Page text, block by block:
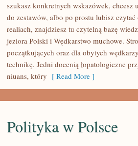
WĘDKĄ
GRANICĄ
szukasz konkretnych wskazówek, chcesz
do zestawów, albo po prostu lubisz
realiach, znajdziesz tu czytelną bazę
jeziora Polski i Wędkarstwo muchowe.
początkujących oraz dla obytych
technikę. Jedni docenią łopatologiczne
niuans, który [ Read More ]
Polityka w Polsce